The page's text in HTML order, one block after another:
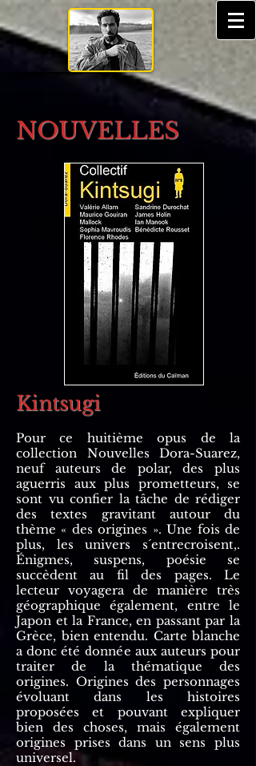
NOUVELLES
Kintsugi
Pour ce huitième opus de la
collection Nouvelles Dora-Suarez,
neuf auteurs de polar, des plus
aguerris aux plus prometteurs, se
sont vu confier la tâche de rédiger
des textes gravitant autour du
thème « des origines ». Une fois de
plus, les univers s´entrecroisent,.
Énigmes, suspens, poésie se
succèdent au fil des pages. Le
lecteur voyagera de manière très
géographique également, entre le
Japon et la France, en passant par la
Grèce, bien entendu. Carte blanche
a donc été donnée aux auteurs pour
traiter de la thématique des
origines. Origines des personnages
évoluant dans les histoires
proposées et pouvant expliquer
bien des choses, mais également
origines prises dans un sens plus
universel.